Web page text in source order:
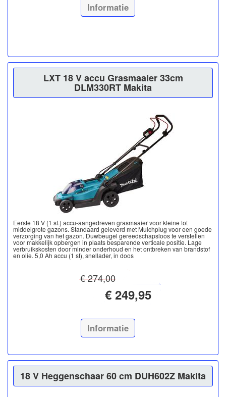
Informatie
LXT 18 V accu Grasmaaier 33cm
DLM330RT Makita
Eerste 18 V (1 st.) accu-aangedreven grasmaaier voor kleine tot
middelgrote gazons. Standaard geleverd met Mulchplug voor een goede
verzorging van het gazon. Duwbeugel gereedschapsloos te verstellen
voor makkelijk opbergen in plaats besparende verticale positie. Lage
verbruikskosten door minder onderhoud en het ontbreken van brandstof
en olie. 5,0 Ah accu (1 st), snellader, in doos
€ 274,00
€ 249,95
Informatie
18 V Heggenschaar 60 cm DUH602Z Makita